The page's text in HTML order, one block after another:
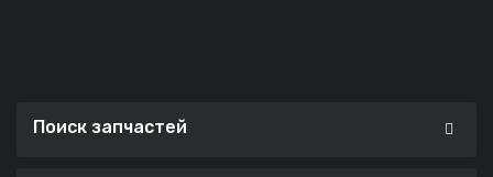
Поиск запчастей